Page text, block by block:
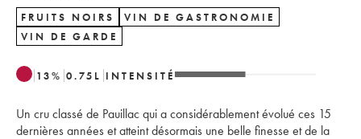
FRUITS NOIRS
VIN DE GASTRONOMIE
VIN DE GARDE
13% 0.75 L INTENSITÉ
Un cru classé de Pauillac qui a considérablement évolué ces 15
dernières années et atteint désormais une belle finesse et de la